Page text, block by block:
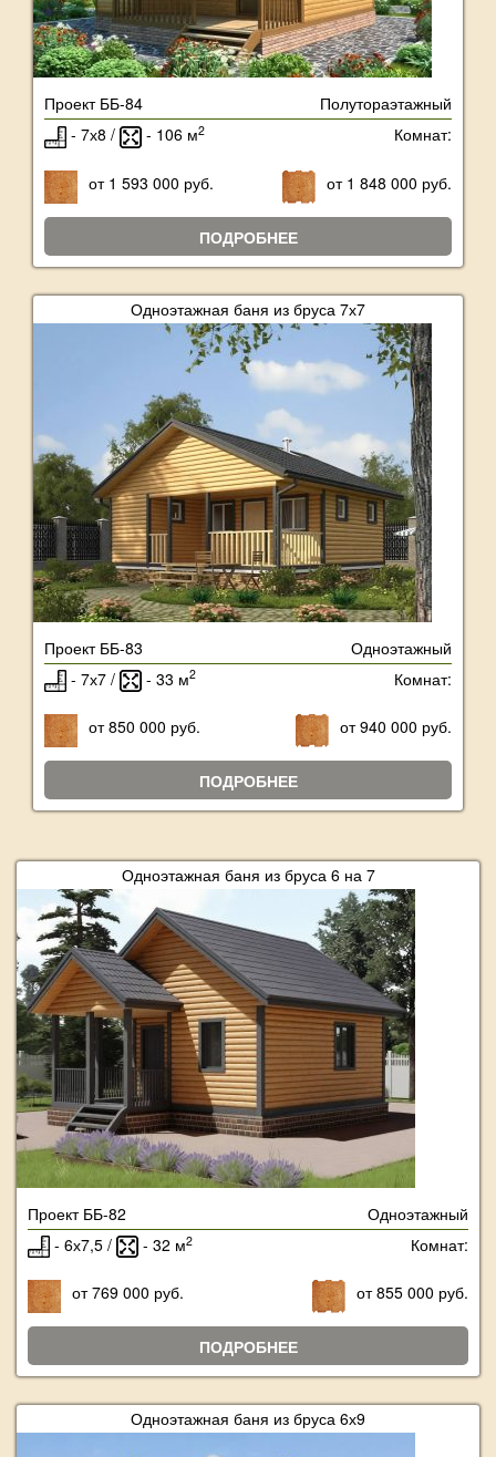
Проект ББ-84
Полутораэтажный
- 7х8 /
- 106 м2 Комнат:
от 1 593 000 руб. от 1 848 000 руб.
ПОДРОБНЕЕ
Одноэтажная баня из бруса 7х7
Проект ББ-83
Одноэтажный
- 7х7 /
- 33 м2 Комнат:
от 850 000 руб. от 940 000 руб.
ПОДРОБНЕЕ
Одноэтажная баня из бруса 6 на 7
Проект ББ-82
Одноэтажный
- 6х7,5 /
- 32 м2 Комнат:
от 769 000 руб. от 855 000 руб.
ПОДРОБНЕЕ
Одноэтажная баня из бруса 6х9